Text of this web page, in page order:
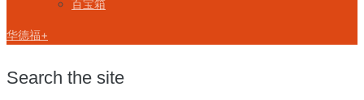
百宝箱
华德福+
Search the site